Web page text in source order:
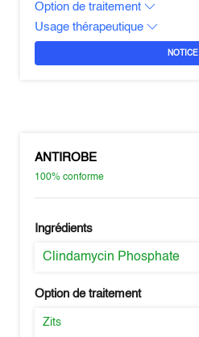
Option de traitement
Usage thérapeutique
NOTICE
ANTIROBE
100%conforme
Ingrédients
Clindamycin Phosphate
Option de traitement
Zits